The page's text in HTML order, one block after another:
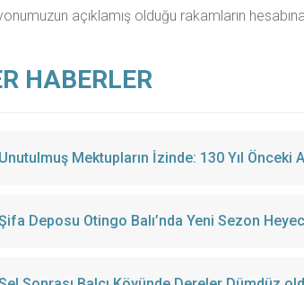
açıklamış olduğu rakamların
HABERLER
Unutulmuş Mektupların İzinde: 130 Yıl Önceki
Deposu Otingo Balı’nda Yeni Sezon